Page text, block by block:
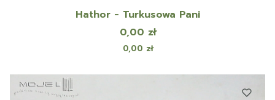
Hathor - Turkusowa Pani
Cena
0,00 zł
Cena
0,00 zł